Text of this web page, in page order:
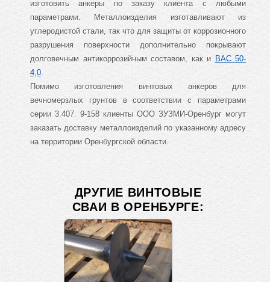
изготовить анкеры по заказу клиента с любыми
параметрами. Металлоизделия изготавливают из
углеродистой стали, так что для защиты от коррозионного
разрушения поверхности дополнительно покрывают
долговечным антикоррозийным составом, как и ВАС 50-
4,0.
Помимо изготовления винтовых анкеров для
вечномерзлых грунтов в соответствии с параметрами
серии 3.407. 9-158 клиенты ООО ЗУЗМИ-Оренбург могут
заказать доставку металлоизделий по указанному адресу
на территории Оренбургской области.
ДРУГИЕ ВИНТОВЫЕ
СВАИ В ОРЕНБУРГЕ: